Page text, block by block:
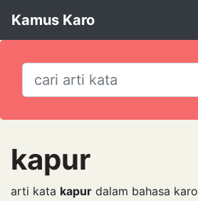
Kamus Karo
kapur
arti kata kapur dalam bahasa karo